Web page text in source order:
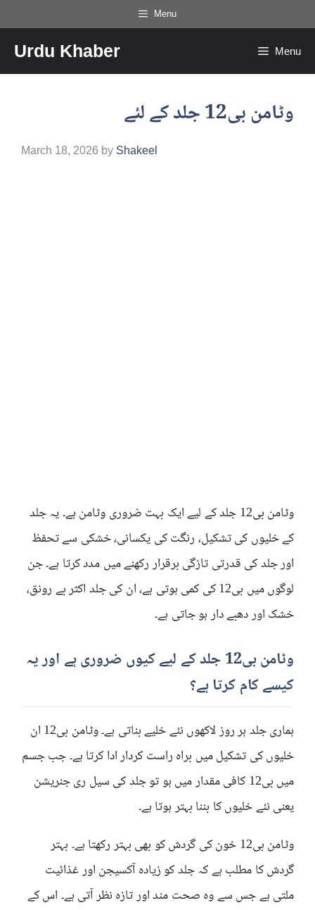
to
content
Menu
Urdu Khaber Menu
وٹامن بی12 جلد کے لئے
March 18, 2026 by Shakeel
وٹامن بی12 جلد کے لیے ایک بہت ضروری وٹامن ہے۔ یہ جلد
کے خلیوں کی تشکیل، رنگت کی یکسانی، خشکی سے تحفظ
اور جلد کی قدرتی تازگی برقرار رکھنے میں مدد کرتا ہے۔ جن
لوگوں میں بی12 کی کمی ہوتی ہے، ان کی جلد اکثر بے رونق،
خشک اور دھبے دار ہو جاتی ہے۔
وٹامن بی12 جلد کے لیے کیوں ضروری ہے اور یہ
کیسے کام کرتا ہے؟
ہماری جلد ہر روز لاکھوں نئے خلیے بناتی ہے۔ وٹامن بی12 ان
خلیوں کی تشکیل میں براہ راست کردار ادا کرتا ہے۔ جب جسم
میں بی12 کافی مقدار میں ہو تو جلد کی سیل ری جنریشن
یعنی نئے خلیوں کا بننا بہتر ہوتا ہے۔
وٹامن بی12 خون کی گردش کو بھی بہتر رکھتا ہے۔ بہتر
گردش کا مطلب ہے کہ جلد کو زیادہ آکسیجن اور غذائیت
ملتی ہے جس سے وہ صحت مند اور تازہ نظر آتی ہے۔ اس کے